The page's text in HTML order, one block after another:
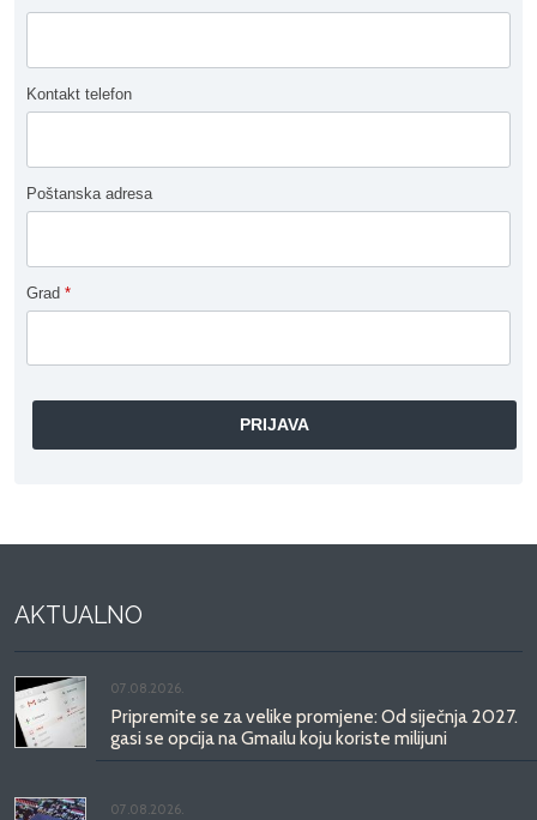
Kontakt telefon
Poštanska adresa
Grad *
AKTUALNO
07.08.2026.
Pripremite se za velike promjene: Od siječnja 2027.
gasi se opcija na Gmailu koju koriste milijuni
07.08.2026.